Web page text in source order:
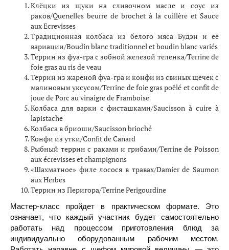
Клёцки из щуки на сливочном масле и соус из
раков/Quenelles beurre de brochet à la cuillère et Sauce
aux Ecrevisses
Традиционная колбаса из белого мяса Будэн и её
вариации/Boudin blanc traditionnel et boudin blanc variés
Террин из фуа-гра с зобной железой теленка/Terrine de
foie gras au ris de veau
Террин из жареной фуа-гра и конфи из свиных щёчек с
малиновым уксусом/Terrine de foie gras poêlé et confit de
joue de Porc au vinaigre de Framboise
Колбаса для варки с фисташками/Saucisson à cuire à
lapistache
Колбаса в бриоши/Saucisson brioché
Конфи из утки/Confit de Canard
Рыбный террин с раками и грибами/Terrine de Poisson
aux écrevisses et champignons
«Шахматное» филе лосося в травах/Damier de Saumon
aux Herbes
Террин из Перигора/Terrine Perigourdine
Мастер-класс пройдет в практическом формате. Это
означает, что каждый участник будет самостоятельно
работать над процессом приготовления блюд за
индивидуально оборудованным рабочим местом.